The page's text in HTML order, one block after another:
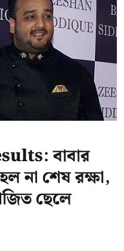
বাবার
না শেষ রক্ষা,
ছেলে